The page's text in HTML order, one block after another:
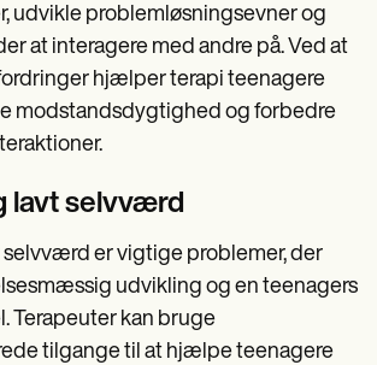
udvikle problemløsningsevner og
at interagere med andre på. Ved at
hjælper terapi teenagere
modstandsdygtighed og forbedre
lavt selvværd
selvværd er vigtige problemer, der
udvikling og en teenagers
Terapeuter kan bruge
tilgange til at hjælpe teenagere